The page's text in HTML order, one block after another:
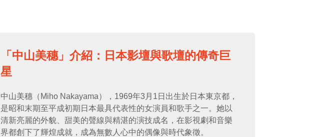
「中山美穗」介紹：日本影壇與歌壇的傳奇巨
星
中山美穗（Miho Nakayama），1969年3月1日出生於日本東京都，
是昭和末期至平成初期日本最具代表性的女演員和歌手之一。她以
清新亮麗的外貌、甜美的聲線與精湛的演技成名，在影視劇和音樂
界都創下了輝煌成就，成為無數人心中的偶像與時代象徵。